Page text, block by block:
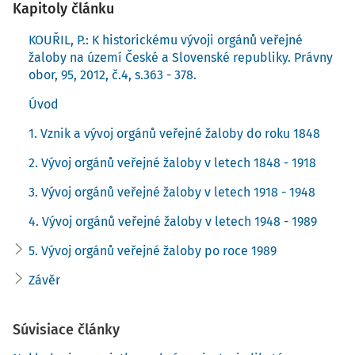
1. Vznik a vývoj orgánů veřejné
žaloby do roku 1848
Orgán veřejné žaloby (nazývaný Úřad královského
prokurátora), jenž inspiroval vznik podobného úřadu v
českých zemích, původně pochází z práva středověké
Francie.
Obecně se má za to, že úřad v českých zemích zřídil
prokurátorem učinil Viléma ze Žlutic s úkolem jej
zastupovat u soudu.
Někteří autoři však prvenství přisuzují Sezemovi z
soudů, vymáhal pokuty za trestné činy a stíhal činy, které
nestíhal soukromý žalobce. Kromě ochrany zájmů fisku a
Kapitoly článku
KOUŘIL, P.: K historickému vývoji orgánů veřejné
žaloby na území České a Slovenské republiky. Právny
obor, 95, 2012, č.4, s.363 - 378.
Úvod
1. Vznik a vývoj orgánů veřejné žaloby do roku 1848
2. Vývoj orgánů veřejné žaloby v letech 1848 - 1918
3. Vývoj orgánů veřejné žaloby v letech 1918 - 1948
4. Vývoj orgánů veřejné žaloby v letech 1948 - 1989
5. Vývoj orgánů veřejné žaloby po roce 1989
Závěr
Súvisiace články